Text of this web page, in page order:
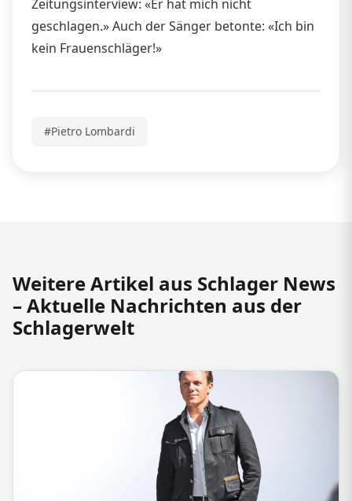
Zeitungsinterview: «Er hat mich nicht
geschlagen.» Auch der Sänger betonte: «Ich bin
kein Frauenschläger!»
#Pietro Lombardi
Weitere Artikel aus Schlager News
– Aktuelle Nachrichten aus der
Schlagerwelt